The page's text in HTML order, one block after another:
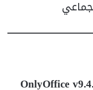
OnlyOffice